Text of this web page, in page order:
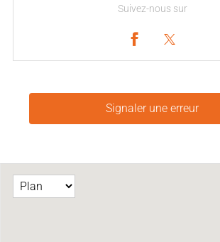
Suivez-nous sur
Signaler une erreur